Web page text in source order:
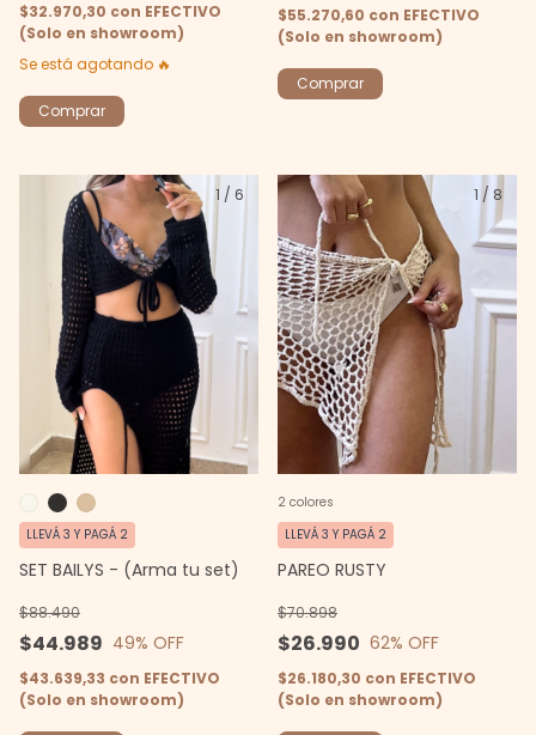
$32.970,30 con EFECTIVO
(Solo en showroom)
Se está agotando 🔥
Comprar
$55.270,60 con EFECTIVO
(Solo en showroom)
Comprar
1 / 6
SET BAILYS - (Arma tu set)
$44.989
$88.490
49% OFF
LLEVÁ 3 Y PAGÁ 2
$43.639,33 con EFECTIVO
(Solo en showroom)
1 / 8
PAREO RUSTY
$26.990
$70.898
62% OFF
LLEVÁ 3 Y PAGÁ 2
$26.180,30 con EFECTIVO
(Solo en showroom)
2 colores